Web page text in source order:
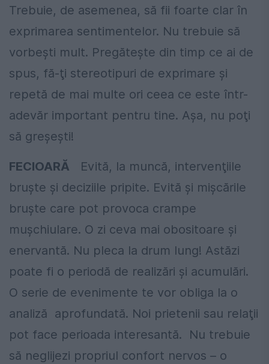
Trebuie, de asemenea, să fii foarte clar în
exprimarea sentimentelor. Nu trebuie să
vorbeşti mult. Pregăteşte din timp ce ai de
spus, fă-ţi stereotipuri de exprimare şi
repetă de mai multe ori ceea ce este într-
adevăr important pentru tine. Aşa, nu poţi
să greşeşti!
FECIOARĂ Evită, la muncă, intervenţiile
bruşte şi deciziile pripite. Evită şi mişcările
bruşte care pot provoca crampe
muşchiulare. O zi ceva mai obositoare şi
enervantă. Nu pleca la drum lung! Astăzi
poate fi o periodă de realizări şi acumulări.
O serie de evenimente te vor obliga la o
analiză aprofundată. Noi prietenii sau relaţii
pot face perioada interesantă. Nu trebuie
să neglijezi propriul confort nervos – o